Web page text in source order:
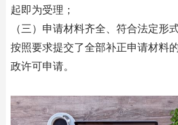
起即为受理；
（三）申请材料齐全、符合法定形
按照要求提交了全部补正申请材料
政许可申请。